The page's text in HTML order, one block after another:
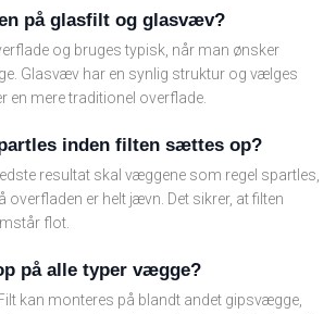
på glasfilt og glasvæv?
og bruges typisk, når man ønsker
Glasvæv har en synlig struktur og vælges
en mere traditionel overflade.
inden filten sættes op?
resultat skal væggene som regel spartles,
overfladen er helt jævn. Det sikrer, at filten
flot.
på alle typer vægge?
kan monteres på blandt andet gipsvægge,